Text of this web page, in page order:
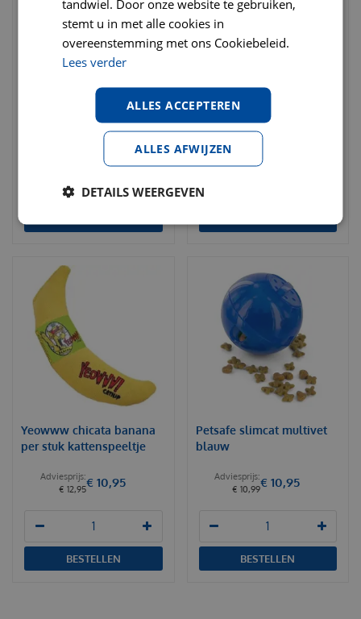
Kong Kattenspeelgoed
catnip spray op kaart
Kong Kattenspeelgoed
potje catnip 28 gram
Yeowww chicata banana
per stuk kattenspeeltje
€ 12,95€ 10,95
BESTELLEN
Petsafe slimcat multivet
blauw
€ 10,99€ 10,95
BESTELLEN
tandwiel. Door onze website te gebruiken,
stemt u in met alle cookies in
overeenstemming met ons Cookiebeleid.
Lees verder
ALLES ACCEPTEREN
ALLES AFWIJZEN
DETAILS WEERGEVEN